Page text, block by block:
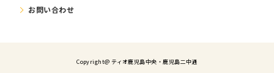
お問い合わせ
Copyright@ ティオ⿅児島中央・鹿児島二中通